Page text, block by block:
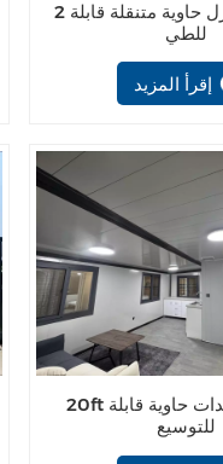
2 غرف نوم منزل حاوية متنقلة قابلة
للطي
إقرأ المزيد
20ft الجاهزة وحدات حاوية قابلة
للتوسيع